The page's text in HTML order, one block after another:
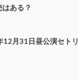
ある？
12月31日昼公演セトリ